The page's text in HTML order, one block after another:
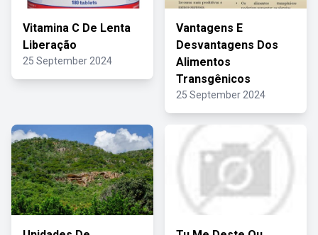
Vitamina C De Lenta
Liberação
25 September 2024
Vantagens E
Desvantagens Dos
Alimentos
Transgênicos
25 September 2024